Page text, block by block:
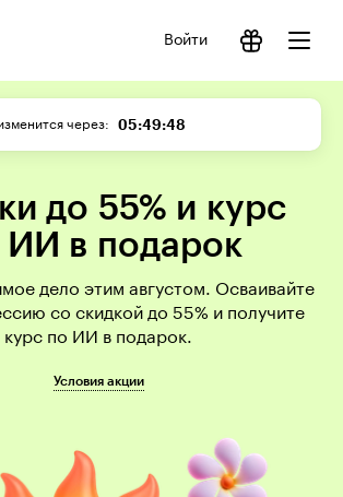
Войти
через 05:49:48
до 55% и курс
ИИ в подарок
дело этим августом. Осваивайте
со скидкой до 55% и получите
курс по ИИ в подарок.
Условия акции